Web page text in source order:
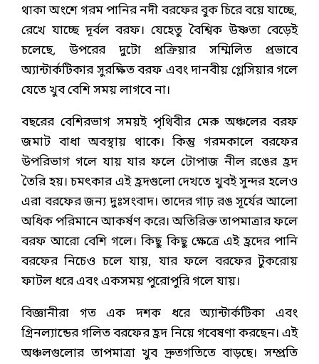
থাকা অংশে গরম পানির নদী বরফের বুক চিরে বয়ে যাচ্ছে,
রেখে যাচ্ছে দূর্বল বরফ। যেহেতু বৈশ্বিক উষ্ণতা বেড়েই
চলেছে, উপরের দুটো প্রক্রিয়ার সম্মিলিত প্রভাবে
অ্যান্টার্কটিকার সুরক্ষিত বরফ এবং দানবীয় গ্লেসিয়ার গলে
যেতে খুব বেশি সময় লাগবে না।
বছরের বেশিরভাগ সময়ই পৃথিবীর মেরু অঞ্চলের বরফ
জমাট বাধা অবস্থায় থাকে। কিন্তু গরমকালে বরফের
উপরিভাগ গলে যায় যার ফলে টোপাজ নীল রঙের হ্রদ
তৈরি হয়। চমৎকার এই হ্রদগুলো দেখতে খুবই সুন্দর হলেও
এরা বরফের জন্য দুঃসংবাদ। তাদের গাঢ় রঙ সূর্যের আলো
অধিক পরিমানে আকর্ষণ করে। অতিরিক্ত তাপমাত্রার ফলে
বরফ আরো বেশি গলে। কিছু কিছু ক্ষেত্রে এই হ্রদের পানি
বরফের নিচেও চলে যায়, যার ফলে বরফের টুকরোয়
ফাটল ধরে এবং একসময় পুরোপুরি গলে যায়।
বিজ্ঞানীরা গত এক দশক ধরে অ্যান্টার্কটিকা এবং
গ্রিনল্যান্ডের গলিত বরফের হ্রদ নিয়ে গবেষণা করছেন। এই
অঞ্চলগুলোর তাপমাত্রা খুব দ্রুতগতিতে বাড়ছে। সম্প্রতি